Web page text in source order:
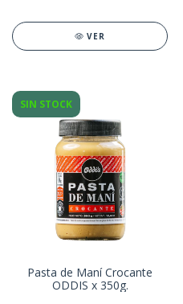
VER
SIN STOCK
Pasta de Maní Crocante
ODDIS x 350g.